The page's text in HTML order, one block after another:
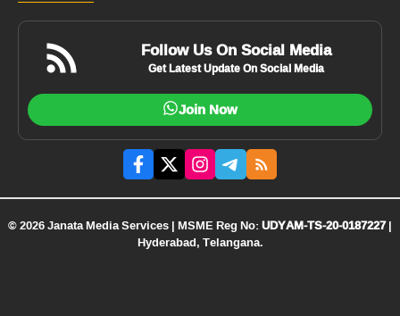
Follow Us On Social Media
Get Latest Update On Social Media
Join Now
© 2026 Janata Media Services | MSME Reg No:UDYAM-TS-20-0187227|
Hyderabad, Telangana.